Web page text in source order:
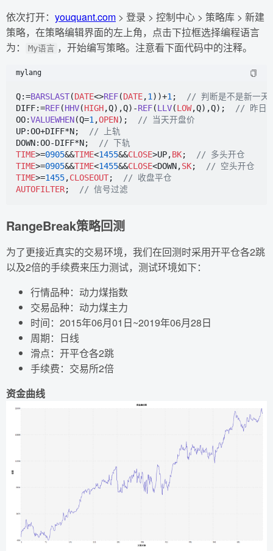
依次打开： youquant.com > 登录 > 控制中心 > 策略库 > 新建
策略，在策略编辑界面的左上角，点击下拉框选择编程语言
为：
My语言 ，开始编写策略。注意看下面代码中的注释。
mylang
Q:=BARSLAST(DATE<>REF(DATE,1 ))+1 ;
// 判断是不是新一天
DIFF:=REF(HHV(HIGH,Q),Q)-REF(LLV(LOW,Q),Q);
// 昨日
OO:VALUEWHEN(Q=1 ,OPEN);
// 当天开盘价
UP:OO+DIFF*N;
// 上轨
DOWN:OO-DIFF*N;
// 下轨
TIME>=0905&&TIME<1455&&CLOSE>UP,BK;
// 多头开仓
TIME>=0905&&TIME<1455&&CLOSE<DOWN,SK;
// 空头开仓
TIME>=1455,CLOSEOUT;
// 收盘平仓
AUTOFILTER; // 信号过滤
RangeBreak策略回测
为了更接近真实的交易环境，我们在回测时采用开平仓各2跳
以及2倍的手续费来压力测试，测试环境如下：
行情品种：动力煤指数
交易品种：动力煤主力
时间：2015年06月01日~2019年06月28日
周期：日线
滑点：开平仓各2跳
手续费：交易所2倍
资金曲线